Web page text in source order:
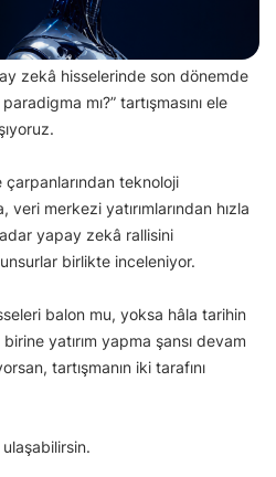
zekâ hisselerinde son dönemde
mı?” tartışmasını ele
teknoloji
merkezi yatırımlarından hızla
yapay zekâ rallisini
birlikte inceleniyor.
balon mu, yoksa hâla tarihin
yatırım yapma şansı devam
tartışmanın iki tarafını
ulaşabilirsin.